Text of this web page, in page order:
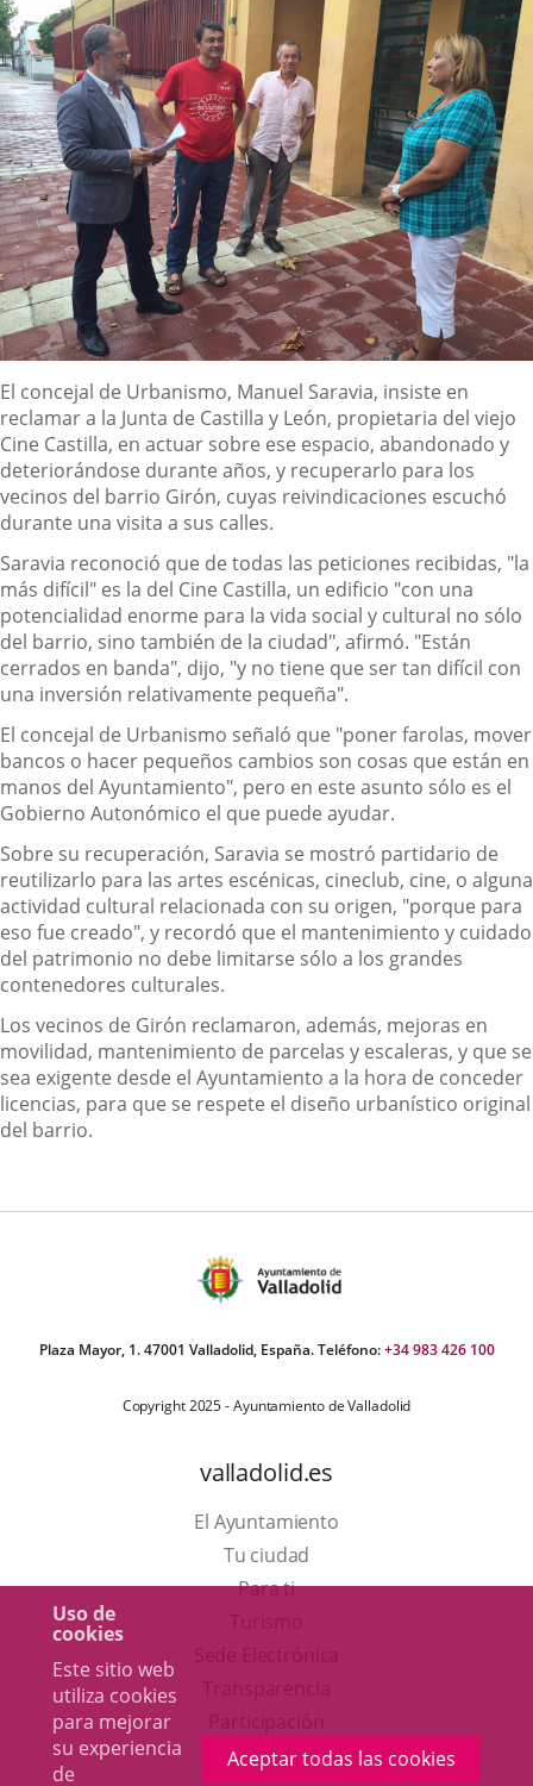
Uso de
cookies
Este sitio web
utiliza cookies
para mejorar
su experiencia
de
Aceptar todas las cookies
Descripción
El concejal de Urbanismo, Manuel Saravia, insiste en
reclamar a la Junta de Castilla y León, propietaria del viejo
Cine Castilla, en actuar sobre ese espacio, abandonado y
deteriorándose durante años, y recuperarlo para los
vecinos del barrio Girón, cuyas reivindicaciones escuchó
durante una visita a sus calles.
Saravia reconoció que de todas las peticiones recibidas, "la
más difícil" es la del Cine Castilla, un edificio "con una
potencialidad enorme para la vida social y cultural no sólo
del barrio, sino también de la ciudad", afirmó. "Están
cerrados en banda", dijo, "y no tiene que ser tan difícil con
una inversión relativamente pequeña".
El concejal de Urbanismo señaló que "poner farolas, mover
bancos o hacer pequeños cambios son cosas que están en
manos del Ayuntamiento", pero en este asunto sólo es el
Gobierno Autonómico el que puede ayudar.
Sobre su recuperación, Saravia se mostró partidario de
reutilizarlo para las artes escénicas, cineclub, cine, o alguna
actividad cultural relacionada con su origen, "porque para
eso fue creado", y recordó que el mantenimiento y cuidado
del patrimonio no debe limitarse sólo a los grandes
contenedores culturales.
Los vecinos de Girón reclamaron, además, mejoras en
movilidad, mantenimiento de parcelas y escaleras, y que se
sea exigente desde el Ayuntamiento a la hora de conceder
licencias, para que se respete el diseño urbanístico original
del barrio.
Plaza Mayor, 1. 47001 Valladolid, España. Teléfono:+34 983 426 100
Copyright 2025 - Ayuntamiento de Valladolid
valladolid.es
El Ayuntamiento
Tu ciudad
Para ti
en aplicación